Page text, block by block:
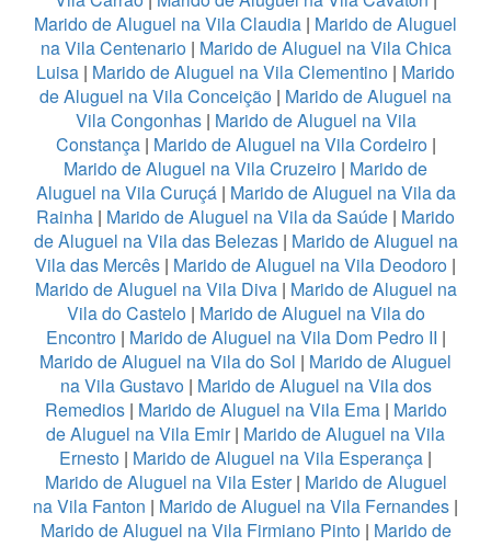
Marido de Aluguel na Vila Claudia | Marido de Aluguel
na Vila Centenario| Marido de Aluguel na Vila Chica
Luisa | Marido de Aluguel na Vila Clementino | Marido
de Aluguel na Vila Conceição | Marido de Aluguel na
Vila Congonhas| Marido de Aluguel na Vila
Constança| Marido de Aluguel na Vila Cordeiro|
Marido de Aluguel na Vila Cruzeiro | Marido de
Aluguel na Vila Curuçá | Marido de Aluguel na Vila da
Rainha | Marido de Aluguel na Vila da Saúde | Marido
de Aluguel na Vila das Belezas| Marido de Aluguel na
Vila das Mercês | Marido de Aluguel na Vila Deodoro |
Marido de Aluguel na Vila Diva| Marido de Aluguel na
Vila do Castelo| Marido de Aluguel na Vila do
Encontro| Marido de Aluguel na Vila Dom Pedro II |
Marido de Aluguel na Vila do Sol | Marido de Aluguel
na Vila Gustavo| Marido de Aluguel na Vila dos
Remedios| Marido de Aluguel na Vila Ema| Marido
de Aluguel na Vila Emir| Marido de Aluguel na Vila
Ernesto | Marido de Aluguel na Vila Esperança |
Marido de Aluguel na Vila Ester| Marido de Aluguel
na Vila Fanton | Marido de Aluguel na Vila Fernandes |
Marido de Aluguel na Vila Firmiano Pinto| Marido de